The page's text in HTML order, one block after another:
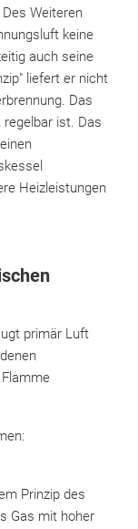
Weiteren
keine
auch seine
liefert er nicht
Das
ist. Das
Heizleistungen
primär Luft
Prinzip des
Gas mit hoher